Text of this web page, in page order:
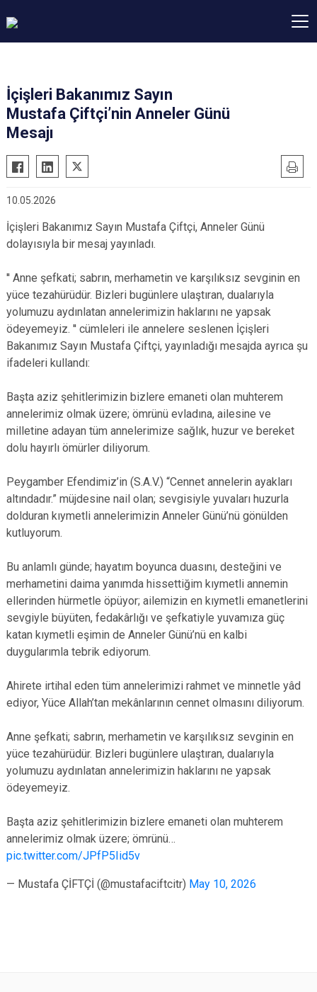
İçişleri Bakanımız Sayın
Mustafa Çiftçi’nin Anneler Günü
Mesajı
10.05.2026
İçişleri Bakanımız Sayın Mustafa Çiftçi, Anneler Günü
dolayısıyla bir mesaj yayınladı.
'' Anne şefkati; sabrın, merhametin ve karşılıksız sevginin en
yüce tezahürüdür. Bizleri bugünlere ulaştıran, dualarıyla
yolumuzu aydınlatan annelerimizin haklarını ne yapsak
ödeyemeyiz. '' cümleleri ile annelere seslenen İçişleri
Bakanımız Sayın Mustafa Çiftçi, yayınladığı mesajda ayrıca şu
ifadeleri kullandı:
Başta aziz şehitlerimizin bizlere emaneti olan muhterem
annelerimiz olmak üzere; ömrünü evladına, ailesine ve
milletine adayan tüm annelerimize sağlık, huzur ve bereket
dolu hayırlı ömürler diliyorum.
Peygamber Efendimiz’in (S.A.V.) “Cennet annelerin ayakları
altındadır.” müjdesine nail olan; sevgisiyle yuvaları huzurla
dolduran kıymetli annelerimizin Anneler Günü’nü gönülden
kutluyorum.
Bu anlamlı günde; hayatım boyunca duasını, desteğini ve
merhametini daima yanımda hissettiğim kıymetli annemin
ellerinden hürmetle öpüyor; ailemizin en kıymetli emanetlerini
sevgiyle büyüten, fedakârlığı ve şefkatiyle yuvamıza güç
katan kıymetli eşimin de Anneler Günü’nü en kalbi
duygularımla tebrik ediyorum.
Ahirete irtihal eden tüm annelerimizi rahmet ve minnetle yâd
ediyor, Yüce Allah’tan mekânlarının cennet olmasını diliyorum.
Anne şefkati; sabrın, merhametin ve karşılıksız sevginin en
yüce tezahürüdür. Bizleri bugünlere ulaştıran, dualarıyla
yolumuzu aydınlatan annelerimizin haklarını ne yapsak
ödeyemeyiz.
Başta aziz şehitlerimizin bizlere emaneti olan muhterem
annelerimiz olmak üzere; ömrünü…
pic.twitter.com/JPfP5Iid5v
— Mustafa ÇİFTÇİ (@mustafaciftcitr) May 10, 2026